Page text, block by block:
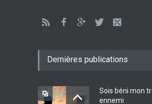
EXHORTATIONS
26 Décembre 2021
Dernières publications
Sois béni mon
ennemi